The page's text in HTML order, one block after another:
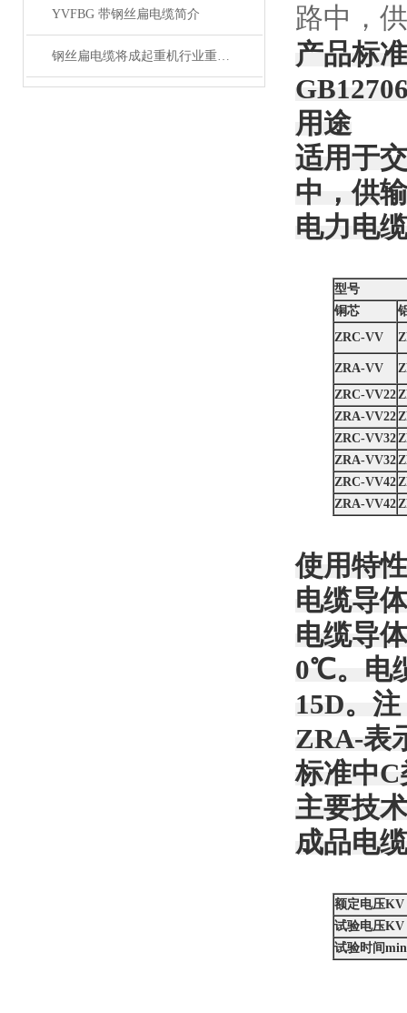
YVFBG 带钢丝扁电缆简介
钢丝扁电缆将成起重机行业重要的一部分
路中，
产品标准
用途
适用于
中，供
电力电
型号
铜芯
ZRC-VV
ZRA-VV
ZRC-VV22
ZRA-VV22
ZRC-VV32
ZRA-VV32
ZRC-VV42
ZRA-VV42
使用特性
电缆导
电缆导
0℃。电
15D。
ZRA-表
标准中
主要技
成品电
额定电压KV
试验电压KV
试验时间min